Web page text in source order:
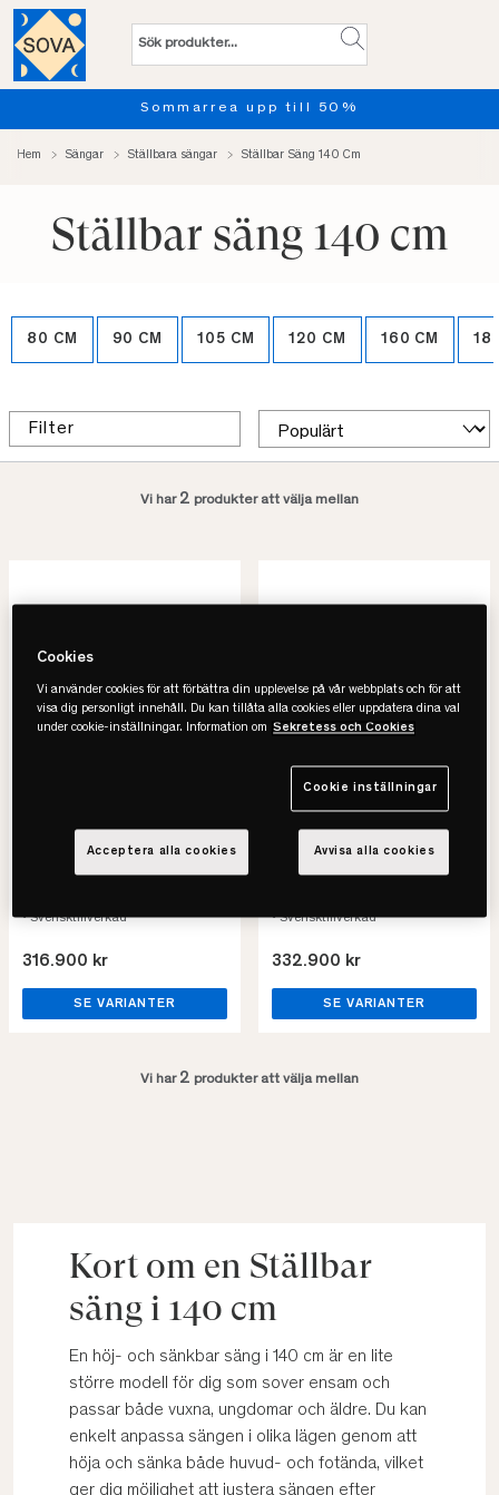
Sommarrea upp till 50%
Hem Sängar Ställbara sängar Ställbar Säng 140 Cm
Ställbar säng 140 cm
80 CM 90 CM 105 CM 120 CM 160 CM
Filter
Vi har 2 produkter att välja mellan
Adjustable Ställbar Säng
Priset avser 140x200
• Stabil men följsam
• Svensktillverkad
316.900 kr
SE VARIANTER
Hästens
Adjustable Ställbar Säng
• Stabil men följsam
• Svensktillverkad
332.900 kr
SE VARIANTER
Vi har 2 produkter att välja mellan
Kort om en Ställbar
säng i 140 cm
En höj- och sänkbar säng i 140 cm är en lite
större modell för dig som sover ensam och
passar både vuxna, ungdomar och äldre. Du kan
enkelt anpassa sängen i olika lägen genom att
höja och sänka både huvud- och fotända, vilket
ger dig möjlighet att justera sängen efter
Cookies
Vi använder cookies för att förbättra din upplevelse på vår webbplats och för att
visa dig personligt innehåll. Du kan tillåta alla cookies eller uppdatera dina val
under cookie-inställningar. Information om Sekretess och Cookies
Cookie inställningar
Avvisa alla cookies
Acceptera alla cookies